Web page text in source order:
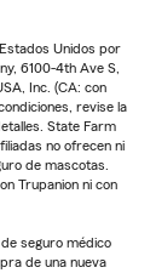
Unidos por
6100-4th Ave S,
Inc. (CA: con
revise la
State Farm
no ofrecen ni
de mascotas.
Trupanion ni con
seguro médico
de una nueva